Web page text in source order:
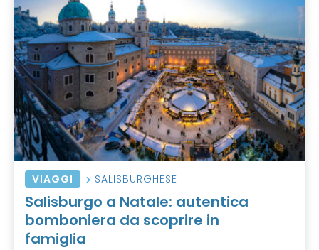
VIAGGI SALISBURGHESE
Salisburgo a Natale: autentica
bomboniera da scoprire in
famiglia